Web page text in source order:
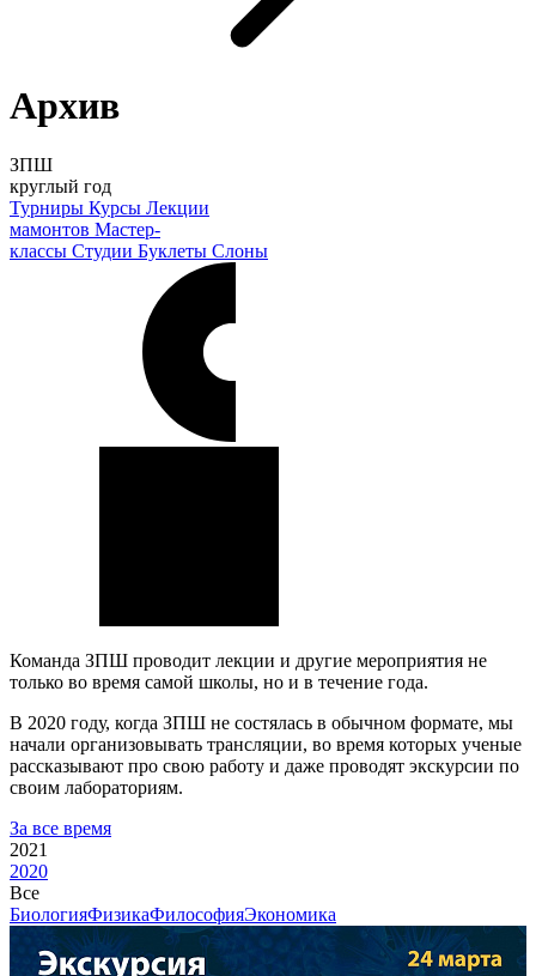
Архив
ЗПШ
круглый год
Турниры Курсы Лекции
мамонтов Мастер-
классы Студии Буклеты Слоны
Команда ЗПШ проводит лекции и другие мероприятия не
только во время самой школы, но и в течение года.
В 2020 году, когда ЗПШ не состялась в обычном формате, мы
начали организовывать трансляции, во время которых ученые
рассказывают про свою работу и даже проводят экскурсии по
своим лабораториям.
За все время
2021
2020
Все
БиологияФизикаФилософияЭкономика